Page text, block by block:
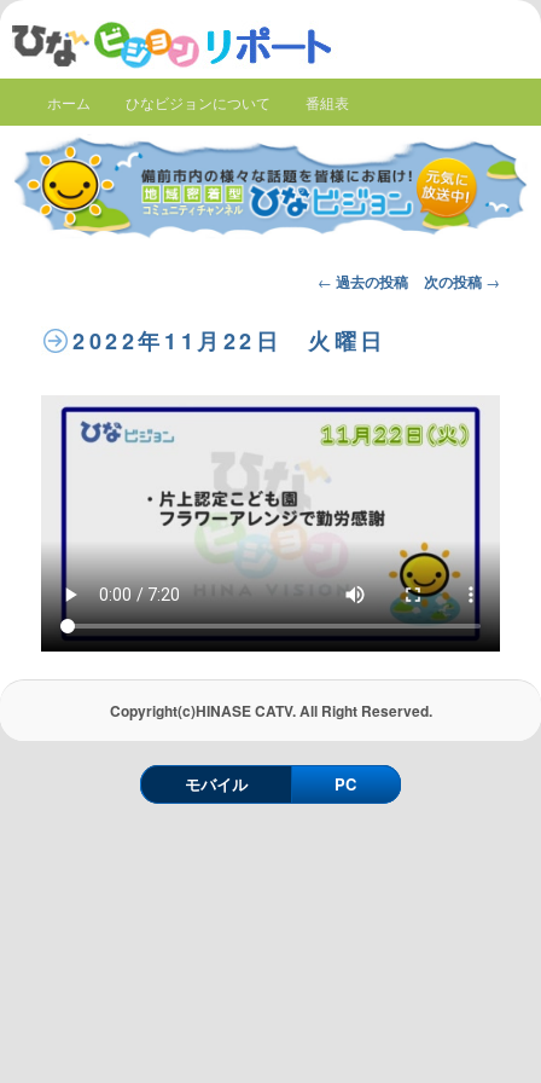
ホーム ひなビジョンについて 番組表
Post
← 過去の投稿 次の投稿 →
2022年11月22日 火曜日
Copyright(c)HINASE CATV. All Right Reserved.
モバイル PC